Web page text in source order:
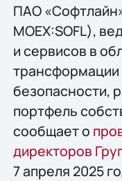
ПАО
MOEX:SOFL),
и сервисов в
безопасности,
портфель
сообщает о
директоров
7 апреля 2025